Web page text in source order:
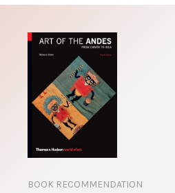
BOOK RECOMMENDATION